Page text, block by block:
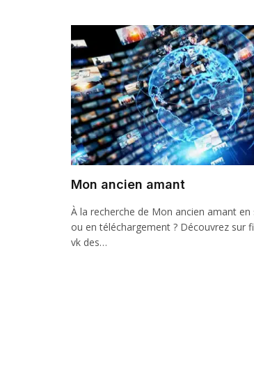
Mon ancien amant
À la recherche de Mon ancien amant
ou en téléchargement ? Découvrez sur
vk des…